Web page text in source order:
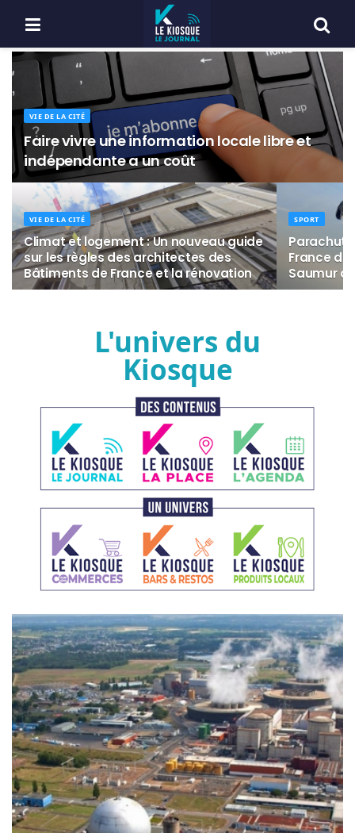
VIE DE LA CITÉ
Faire vivre une information locale libre et
indépendante a un coût
VIE DE LA CITÉ
Climat et logement : Un nouveau guide
sur les règles des architectes des
Bâtiments de France et la rénovation
SPORT
France
Saumur
L'univers du
Kiosque